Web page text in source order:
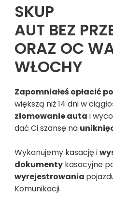
SKUP
AUT BEZ
ORAZ OC
WŁOCHY
Zapomniałeś opłacić
większą niż 14 dni w
złomowanie auta i
dać Ci szansę na
Wykonujemy kasację i
dokumenty kasacyjne
wyrejestrowania
Komunikacji.